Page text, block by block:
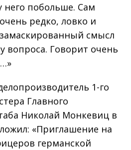
него побольше. Сам
редко, ловко и
смысл
вопроса. Говорит очень
1-го
Главного
Николай Монкевиц в
«Приглашение на
германской